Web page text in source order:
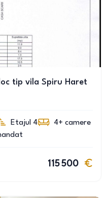
tip vila Spiru Haret
Etajul 4 4+ camere
115 500